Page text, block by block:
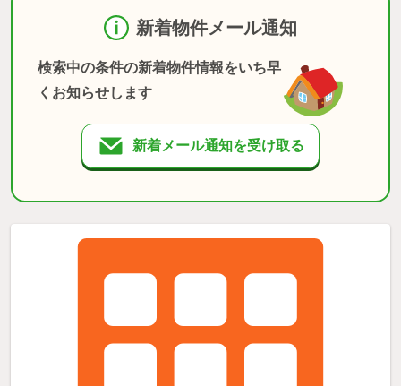
新着物件メール通知
検索中の条件の新着物件情報をいち早
くお知らせします
新着メール通知を受け取る